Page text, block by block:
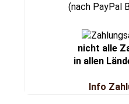
(nach PayPal
nicht alle
in allen
Info